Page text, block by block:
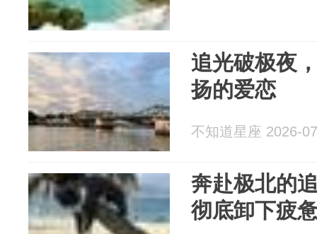
追光破极夜
扬的爱恋
不知道星座 2026-
奔赴极北的
彻底卸下疲